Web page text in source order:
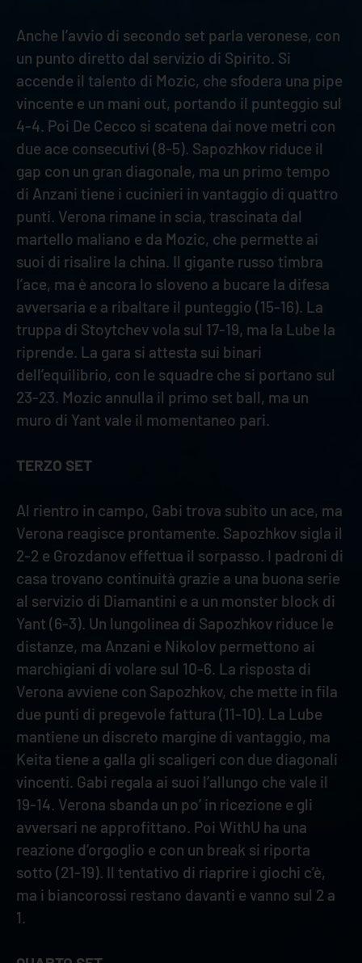
Anche l’avvio di secondo set parla veronese, con
un punto diretto dal servizio di Spirito. Si
accende il talento di Mozic, che sfodera una pipe
vincente e un mani out, portando il punteggio sul
4-4. Poi De Cecco si scatena dai nove metri con
due ace consecutivi (8-5). Sapozhkov riduce il
gap con un gran diagonale, ma un primo tempo
di Anzani tiene i cucinieri in vantaggio di quattro
punti. Verona rimane in scia, trascinata dal
martello maliano e da Mozic, che permette ai
suoi di risalire la china. Il gigante russo timbra
l’ace, ma è ancora lo sloveno a bucare la difesa
avversaria e a ribaltare il punteggio (15-16). La
truppa di Stoytchev vola sul 17-19, ma la Lube la
riprende. La gara si attesta sui binari
dell’equilibrio, con le squadre che si portano sul
23-23. Mozic annulla il primo set ball, ma un
muro di Yant vale il momentaneo pari.
TERZO SET
Al rientro in campo, Gabi trova subito un ace, ma
Verona reagisce prontamente. Sapozhkov sigla il
2-2 e Grozdanov effettua il sorpasso. I padroni di
casa trovano continuità grazie a una buona serie
al servizio di Diamantini e a un monster block di
Yant (6-3). Un lungolinea di Sapozhkov riduce le
distanze, ma Anzani e Nikolov permettono ai
marchigiani di volare sul 10-6. La risposta di
Verona avviene con Sapozhkov, che mette in fila
due punti di pregevole fattura (11-10). La Lube
mantiene un discreto margine di vantaggio, ma
Keita tiene a galla gli scaligeri con due diagonali
vincenti. Gabi regala ai suoi l’allungo che vale il
19-14. Verona sbanda un po’ in ricezione e gli
avversari ne approfittano. Poi WithU ha una
reazione d’orgoglio e con un break si riporta
sotto (21-19). Il tentativo di riaprire i giochi c’è,
ma i biancorossi restano davanti e vanno sul 2 a
1.